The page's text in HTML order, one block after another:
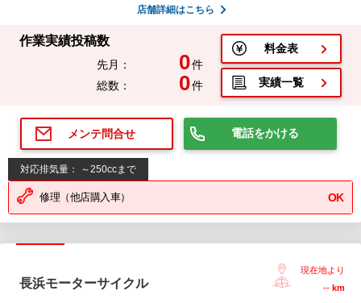
店舗詳細はこちら
作業実績投稿数
先月： 0件
総数：
0件
料金表
実績一覧
メンテ問合せ 電話をかける
対応排気量： ～250ccまで
修理（他店購入車） OK
長浜モーターサイクル
現在地より
-- km